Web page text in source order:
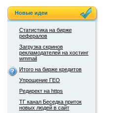
Новые идеи
Статистика на бирже
рефералов
Загрузка скринов
рекламодателей на хостинг
wmmail
Итого на бирже кредитов
Упрощение ГЕО
Редирект на https
ТГ канал Беседка приток
новых людей в сайт